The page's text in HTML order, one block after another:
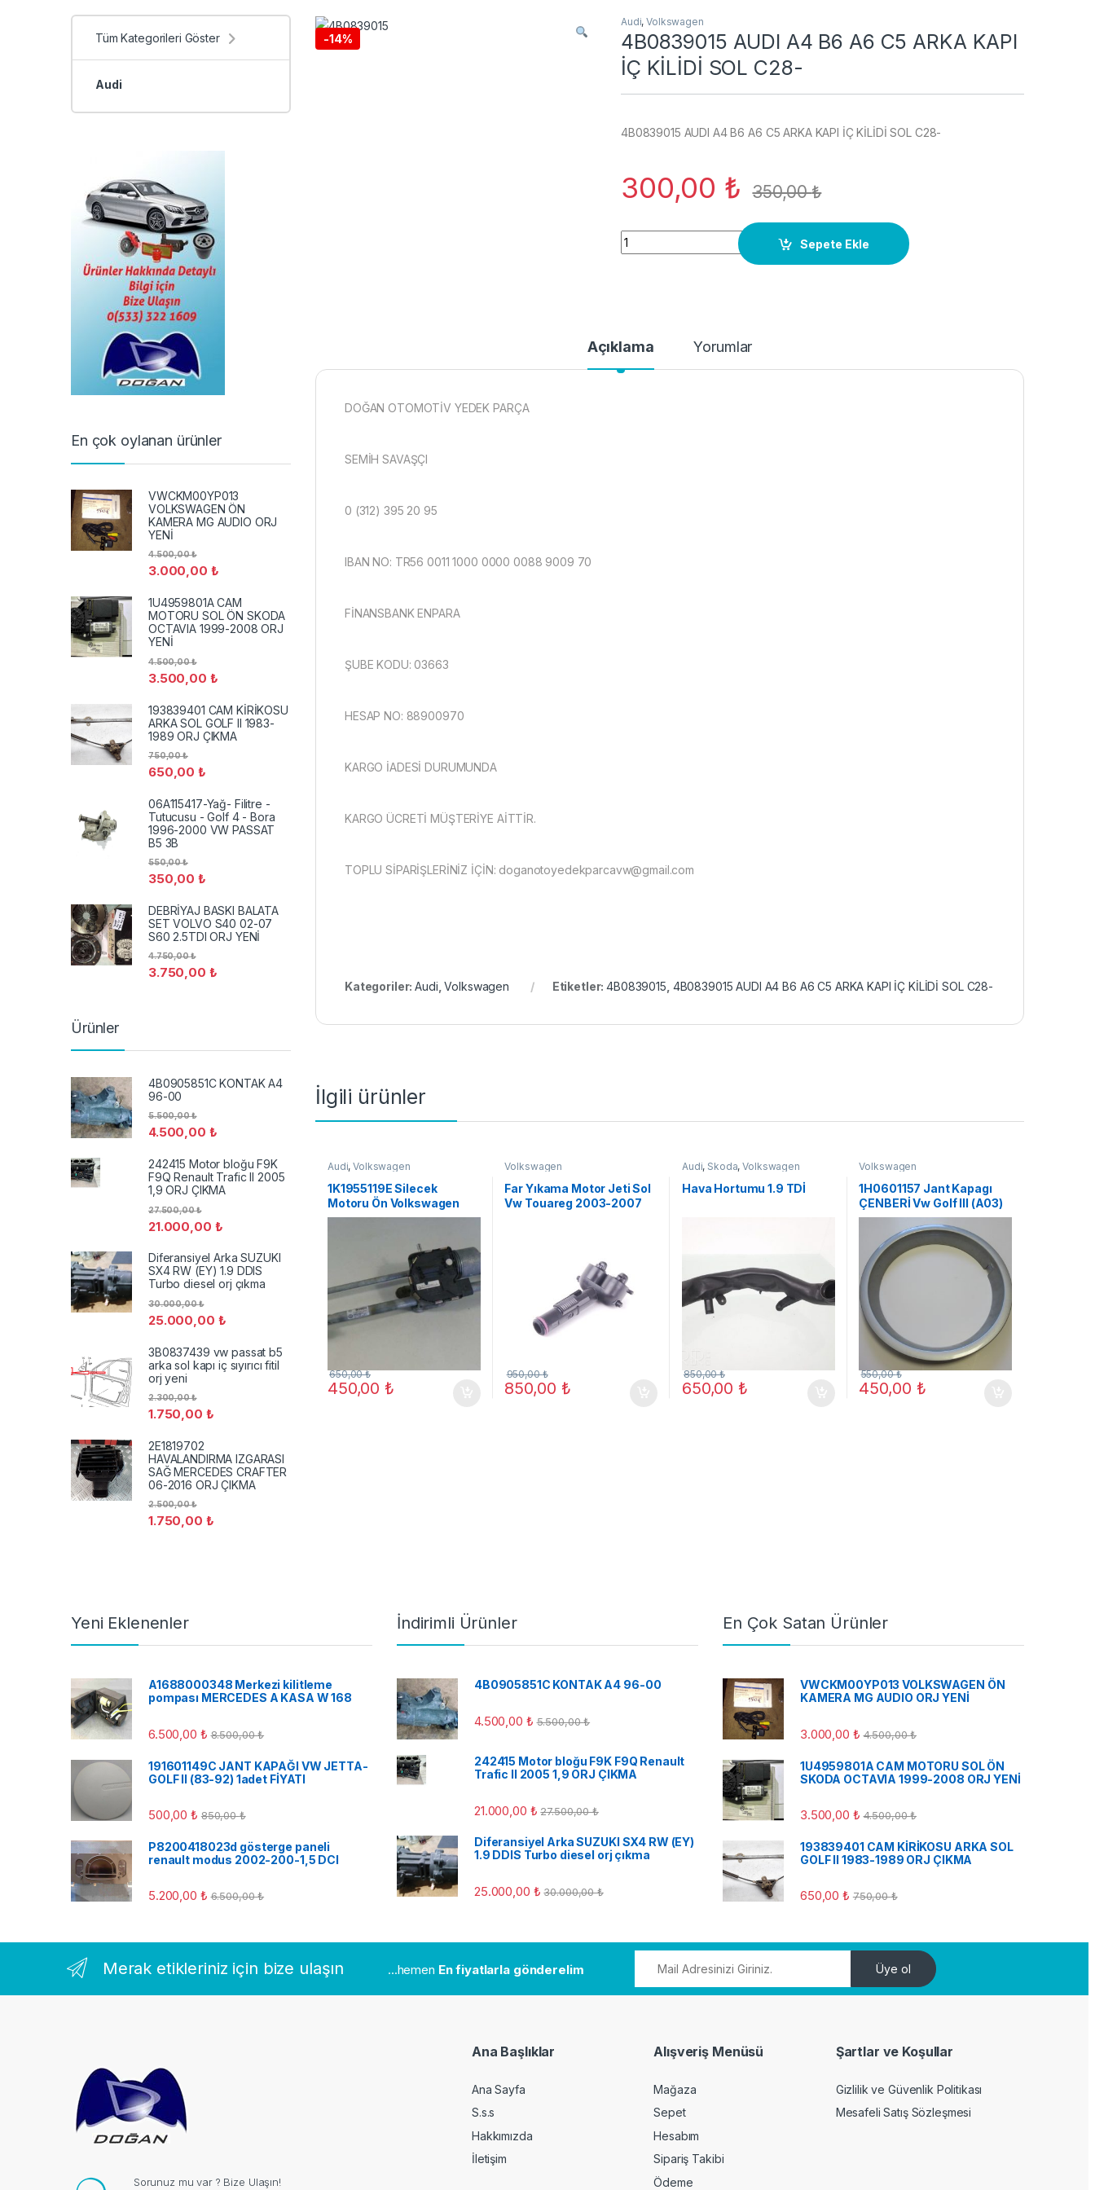
-14%
Audi,Volkswagen
4B0839015 AUDI A4 B6 A6 C5 ARKA KAPI
İÇ KİLİDİ SOL C28-
4B0839015 AUDI A4 B6 A6 C5 ARKA KAPI İÇ KİLİDİ SOL C28-
300,00 ₺ 350,00₺
4B0839015 AUDI A4 B6 A6 C5 ARKA KAPI İÇ KİLİDİ SOL C28- quantity
Sepete Ekle
Açıklama Yorumlar
DOĞAN OTOMOTİV YEDEK PARÇA
SEMİH SAVAŞÇI
0 (312) 395 20 95
IBAN NO: TR56 0011 1000 0000 0088 9009 70
FİNANSBANK ENPARA
ŞUBE KODU: 03663
HESAP NO: 88900970
KARGO İADESİ DURUMUNDA
KARGO ÜCRETİ MÜŞTERİYE AİTTİR.
TOPLU SİPARİŞLERİNİZ İÇİN: doganotoyedekparcavw@gmail.com
Kategoriler:Audi ,Volkswagen Etiketler:4B0839015 4B0839015 AUDI A4 B6 A6 C5 ARKA KAPI İÇ KİLİDİ SOL C28-
İlgili ürünler
Audi,Volkswagen
1K1955119E Silecek
Motoru Ön Volkswagen
Golf VI 2009
450,00 ₺
650,00₺
Volkswagen
Far Yıkama Motor Jeti Sol
Vw Touareg 2003-2007
850,00 ₺
950,00₺
Audi, Skoda,Volkswagen
Hava Hortumu 1.9 TDİ
650,00 ₺
850,00₺
Volkswagen
1H0601157 Jant Kapagı
ÇENBERİ Vw Golf III (A03)
13,JAT
450,00 ₺
550,00₺
Tüm Kategorileri Göster
Audi
En çok oylanan ürünler
VWCKM00YP013
VOLKSWAGEN ÖN
KAMERA MG AUDIO ORJ
YENİ
3.000,00 ₺
4.500,00₺
1U4959801A CAM
MOTORU SOL ÖN SKODA
OCTAVIA 1999-2008 ORJ
YENİ
3.500,00 ₺
4.500,00₺
193839401 CAM KİRİKOSU
ARKA SOL GOLF II 1983-
1989 ORJ ÇIKMA
650,00₺
750,00₺
06A115417-Yağ- Filitre -
Tutucusu - Golf 4 - Bora
1996-2000 VW PASSAT
B5 3B
350,00₺
550,00₺
DEBRİYAJ BASKI BALATA
SET VOLVO S40 02-07
S60 2.5TDI ORJ YENİ
3.750,00 ₺
4.750,00₺
Ürünler
4B0905851C KONTAK A4
96-00
4.500,00 ₺
5.500,00₺
242415 Motor bloğu F9K
F9Q Renault Trafic II 2005
1,9 ORJ ÇIKMA
21.000,00 ₺
27.500,00₺
Diferansiyel Arka SUZUKI
SX4 RW (EY) 1.9 DDIS
Turbo diesel orj çıkma
25.000,00 ₺
30.000,00₺
3B0837439 vw passat b5
arka sol kapı iç sıyırıcı fitil
orj yeni
1.750,00 ₺
2.300,00₺
2E1819702
HAVALANDIRMA IZGARASI
SAĞ MERCEDES CRAFTER
06-2016 ORJ ÇIKMA
1.750,00 ₺
2.500,00₺
Yeni Eklenenler
A1688000348 Merkezi kilitleme
pompası MERCEDES A KASA W 168
6.500,00 ₺ 8.500,00₺
191601149C JANT KAPAĞI VW JETTA-
GOLF II (83-92) 1adet FİYATI
500,00₺ 850,00₺
P8200418023d gösterge paneli
renault modus 2002-200-1,5 DCI
5.200,00 ₺ 6.500,00₺
İndirimli Ürünler
4B0905851C KONTAK A4 96-00
4.500,00 ₺ 5.500,00₺
242415 Motor bloğu F9K F9Q Renault
Trafic II 2005 1,9 ORJ ÇIKMA
21.000,00 ₺ 27.500,00₺
Diferansiyel Arka SUZUKI SX4 RW (EY)
1.9 DDIS Turbo diesel orj çıkma
25.000,00 ₺ 30.000,00₺
En Çok Satan Ürünler
VWCKM00YP013 VOLKSWAGEN ÖN
KAMERA MG AUDIO ORJ YENİ
3.000,00 ₺ 4.500,00₺
1U4959801A CAM MOTORU SOL ÖN
SKODA OCTAVIA 1999-2008 ORJ YENİ
3.500,00 ₺ 4.500,00₺
193839401 CAM KİRİKOSU ARKA SOL
GOLF II 1983-1989 ORJ ÇIKMA
650,00₺ 750,00₺
Merak etikleriniz için bize ulaşın ...hemen En fiyatlarla gönderelim Üye ol
Sorunuz mu var ? Bize Ulaşın!
Ana Başlıklar
Ana Sayfa
S.s.s
Hakkımızda
İletişim
Alışveriş Menüsü
Mağaza
Sepet
Hesabım
Sipariş Takibi
Ödeme
Şartlar ve Koşullar
Gizlilik ve Güvenlik Politikası
Mesafeli Satış Sözleşmesi